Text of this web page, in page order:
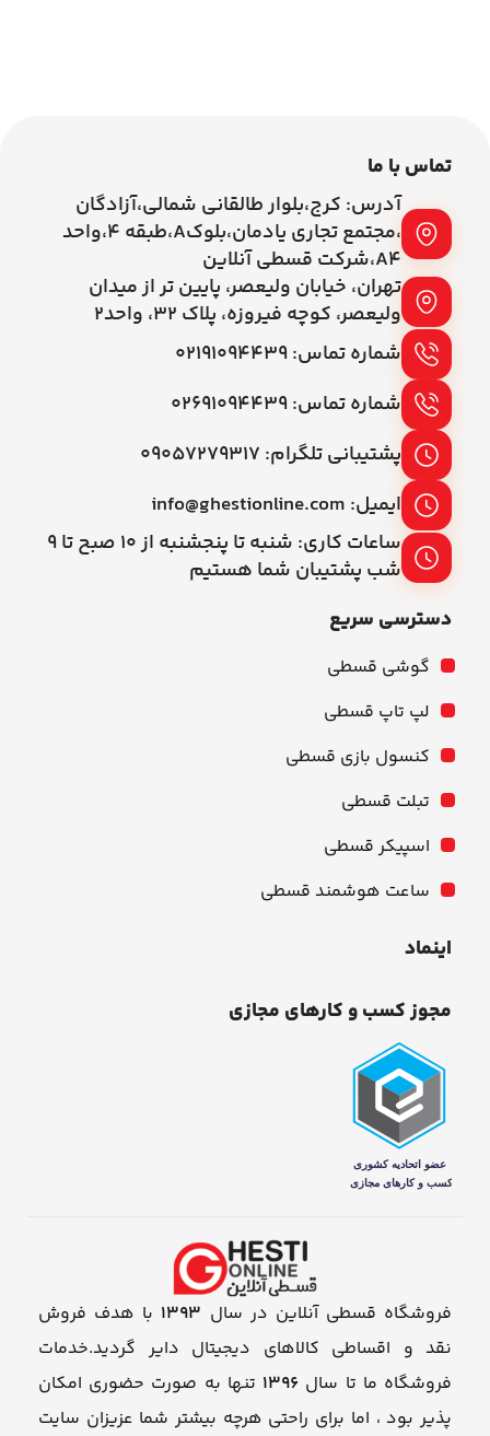
تماس با ما
آدرس: کرج،بلوار طالقانی شمالی،آزادگان
،مجتمع تجاری یادمان،بلوکA،طبقه ۴،واحد
A4،شرکت قسطی آنلاین
تهران، خیابان ولیعصر، پایین تر از میدان
ولیعصر، کوچه فیروزه، پلاک 32، واحد2
شماره تماس: ۰۲۱۹۱۰۹۴۴۳۹
شماره تماس: ۰۲۶۹۱۰۹۴۴۳۹
پشتیبانی تلگرام: ۰۹۰۵۷۲۷۹۳۱۷
ایمیل: info@ghestionline.com
ساعات کاری: شنبه تا پنجشنبه از ۱۰ صبح تا ۹
شب پشتیبان شما هستیم
دسترسی سریع
گوشی قسطی
لپ تاپ قسطی
کنسول بازی قسطی
تبلت قسطی
اسپیکر قسطی
ساعت هوشمند قسطی
اینماد
مجوز کسب و کارهای مجازی
فروشگاه قسطی آنلاین در سال 1393 با هدف فروش
نقد و اقساطی کالاهای دیجیتال دایر گردید.خدمات
فروشگاه ما تا سال 1396 تنها به صورت حضوری امکان
پذیر بود ، اما برای راحتی هرچه بیشتر شما عزیزان سایت